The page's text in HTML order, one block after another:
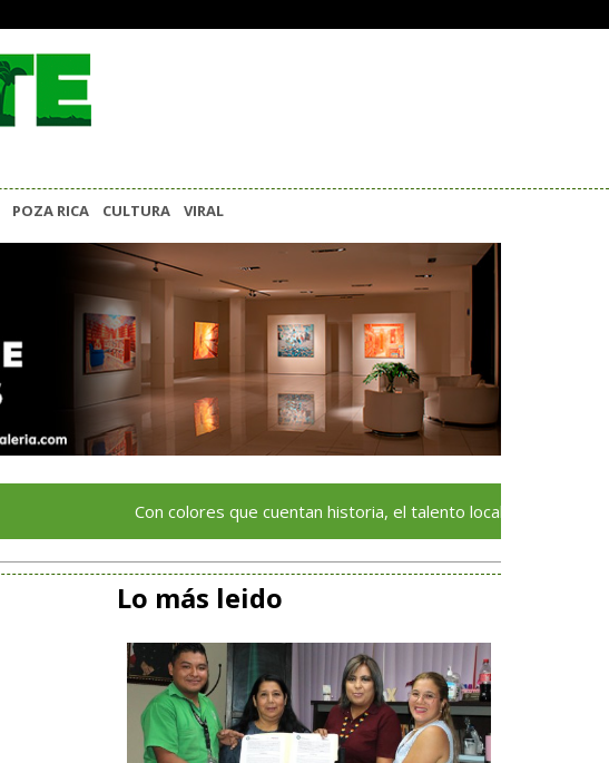
POZA RICA CULTURA VIRAL
Con colores que cuentan historia, el talento local deja huella en el Festival
Lo más leido